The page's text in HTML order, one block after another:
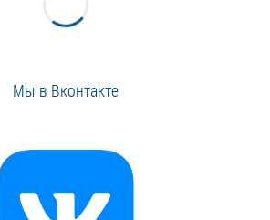
Мы в Вконтакте